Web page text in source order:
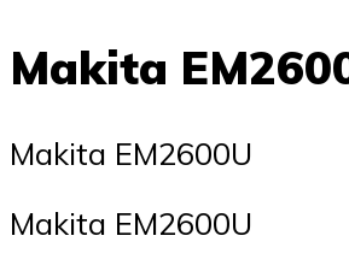
Makita
Makita EM2600U
Makita EM2600U